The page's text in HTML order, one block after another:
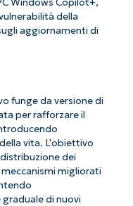
Windows Copilot+,
della
aggiornamenti di
funge da versione di
per rafforzare il
vita. L'obiettivo
dei
migliorati
di nuovi